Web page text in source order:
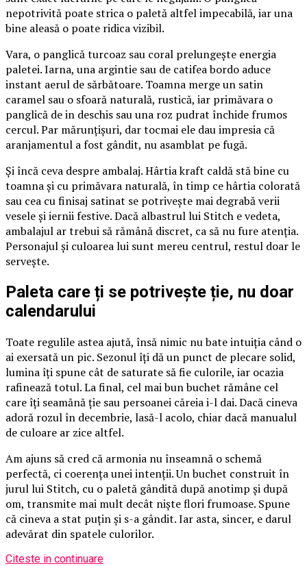
nepotrivită poate strica o paletă altfel impecabilă, iar una
bine aleasă o poate ridica vizibil.
Vara, o panglică turcoaz sau coral prelungește energia
paletei. Iarna, una argintie sau de catifea bordo aduce
instant aerul de sărbătoare. Toamna merge un satin
caramel sau o sfoară naturală, rustică, iar primăvara o
panglică de in deschis sau una roz pudrat închide frumos
cercul. Par mărunțișuri, dar tocmai ele dau impresia că
aranjamentul a fost gândit, nu asamblat pe fugă.
Și încă ceva despre ambalaj. Hârtia kraft caldă stă bine cu
toamna și cu primăvara naturală, în timp ce hârtia colorată
sau cea cu finisaj satinat se potrivește mai degrabă verii
vesele și iernii festive. Dacă albastrul lui Stitch e vedeta,
ambalajul ar trebui să rămână discret, ca să nu fure atenția.
Personajul și culoarea lui sunt mereu centrul, restul doar le
servește.
Paleta care ți se potrivește ție, nu doar
calendarului
Toate regulile astea ajută, însă nimic nu bate intuiția când o
ai exersată un pic. Sezonul îți dă un punct de plecare solid,
lumina îți spune cât de saturate să fie culorile, iar ocazia
rafinează totul. La final, cel mai bun buchet rămâne cel
care îți seamănă ție sau persoanei căreia i-l dai. Dacă cineva
adoră rozul în decembrie, lasă-l acolo, chiar dacă manualul
de culoare ar zice altfel.
Am ajuns să cred că armonia nu înseamnă o schemă
perfectă, ci coerența unei intenții. Un buchet construit în
jurul lui Stitch, cu o paletă gândită după anotimp și după
om, transmite mai mult decât niște flori frumoase. Spune
că cineva a stat puțin și s-a gândit. Iar asta, sincer, e darul
adevărat din spatele culorilor.
Citeste in continuare